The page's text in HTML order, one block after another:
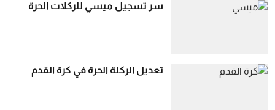
سر تسجيل ميسي للركلات الحرة
تعديل الركلة الحرة في كرة القدم